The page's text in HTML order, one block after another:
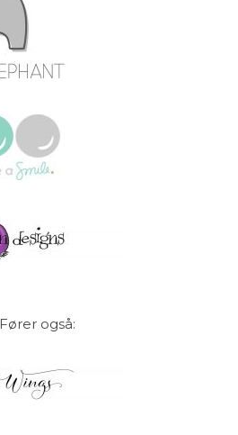
Fører også: